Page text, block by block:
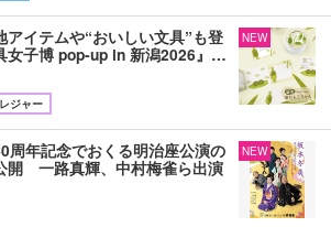
イテムや“おいしい文具”も登
子博 pop-up in 新潟2026』…
ジャー
NEW
周年記念でおくる明治座公演の
開 一路真輝、中村梅雀ら出演
NEW